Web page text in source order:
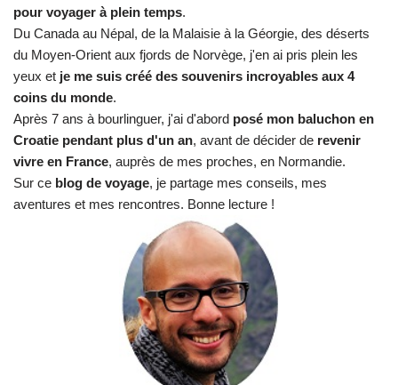
pour voyager à plein temps.
Du Canada au Népal, de la Malaisie à la Géorgie, des déserts
du Moyen-Orient aux fjords de Norvège, j'en ai pris plein les
yeux et je me suis créé des souvenirs incroyables aux 4
coins du monde.
Après 7 ans à bourlinguer, j'ai d'abord posé mon baluchon en
Croatie pendant plus d'un an, avant de décider de revenir
vivre en France, auprès de mes proches, en Normandie.
Sur ce blog de voyage, je partage mes conseils, mes
aventures et mes rencontres. Bonne lecture !